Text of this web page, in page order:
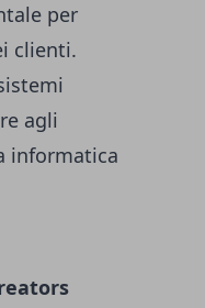
per
clienti.
agli
informatica